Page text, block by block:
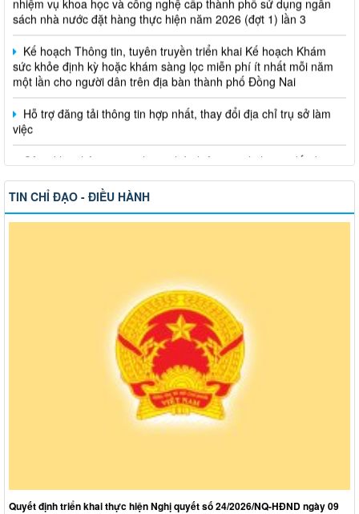
Kế hoạch Thông tin, tuyên truyền triển khai Kế hoạch Khám
sức khỏe định kỳ hoặc khám sàng lọc miễn phí ít nhất mỗi năm
một lần cho người dân trên địa bàn thành phố Đồng Nai
Hỗ trợ đăng tải thông tin hợp nhất, thay đổi địa chỉ trụ sở làm
việc
Công khai thông tin vi phạm pháp luật trong lĩnh vực đất đai, tại
phường Hố Nai
TIN CHỈ ĐẠO - ĐIỀU HÀNH
Quyết định triển khai thực hiện Nghị quyết số 24/2026/NQ-HĐND ngày 09